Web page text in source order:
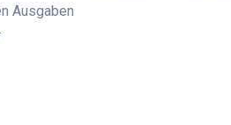
Ausgaben